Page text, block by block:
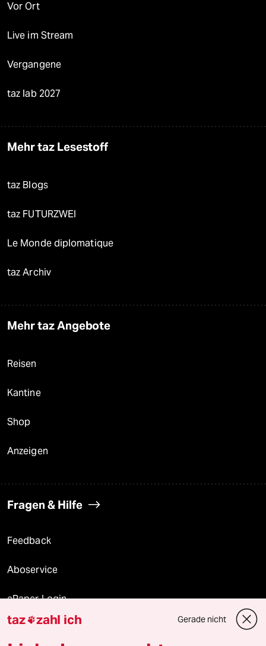
Vor Ort
Live im Stream
Vergangene
taz lab 2027
Mehr taz Lesestoff
taz Blogs
taz FUTURZWEI
Le Monde diplomatique
taz Archiv
Mehr taz Angebote
Reisen
Kantine
Shop
Anzeigen
Fragen & Hilfe
Feedback
Aboservice
ePaper Login
Downloads für Abonnierende
taz zahl ich Gerade nicht